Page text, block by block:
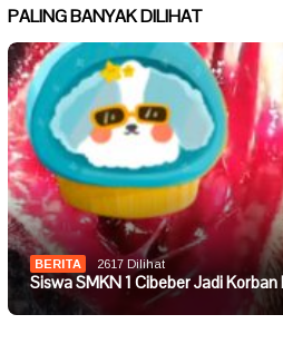
PALING BANYAK DILIHAT
BERITA 2617 Dilihat
Siswa SMKN 1 Cibeber Jadi